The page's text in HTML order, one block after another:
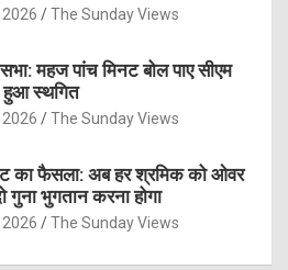
The Sunday Views
महज पांच मिनट बोल पाए सीएम
हुआ स्थगित
The Sunday Views
का फैसला: अब हर श्रमिक को ओवर
गुना भुगतान करना होगा
The Sunday Views